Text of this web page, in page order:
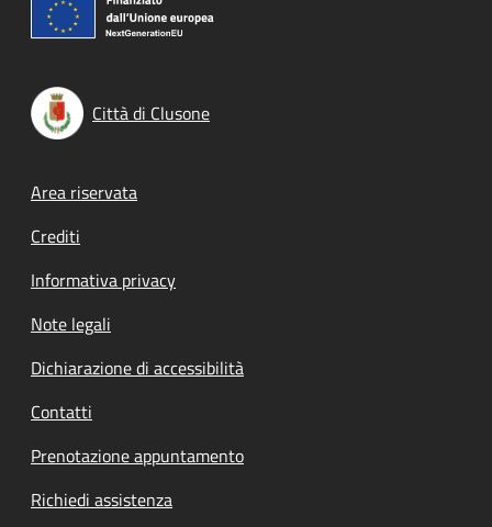
Città di Clusone
Footer menu
Area riservata
Crediti
Informativa privacy
Note legali
Dichiarazione di accessibilità
Contatti
Prenotazione appuntamento
Richiedi assistenza